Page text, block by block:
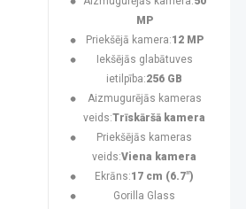
MP
Priekšējā kamera:12 MP
Iekšējās glabātuves
ietilpība:256 GB
Aizmugurējās kameras
veids:Trīskāršā kamera
Priekšējās kameras
veids:Viena kamera
Ekrāns:17 cm (6.7")
Gorilla Glass